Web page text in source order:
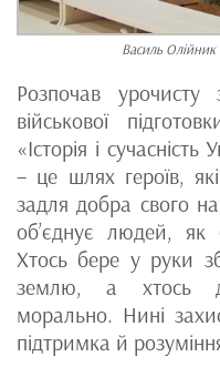
Василь
Розпочав урочисту
військової
«Історія і
– це шлях героїв,
задля добра свого
об’єднує людей, як
Хтось бере у руки
землю, а хтось
морально. Нині
підтримка й